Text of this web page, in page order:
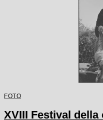
FOTO
XVIII Festival